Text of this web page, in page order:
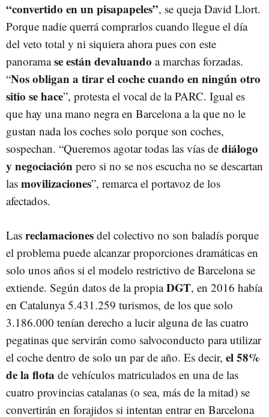
“convertido en un pisapapeles”, se queja David Llort.
Porque nadie querrá comprarlos cuando llegue el día
del veto total y ni siquiera ahora pues con este
panoramase están devaluando a marchas forzadas.
“Nos obligan a tirar el coche cuando en ningún otro
sitio se hace”, protesta el vocal de la PARC. Igual es
que hay una mano negra en Barcelona a la que no le
gustan nada los coches solo porque son coches,
sospechan. “Queremos agotar todas las vías de diálogo
y negociación pero si no se nos escucha no se descartan
las movilizaciones”, remarca el portavoz de los
afectados.
Las reclamaciones del colectivo no son baladís porque
el problema puede alcanzar proporciones dramáticas en
solo unos años si el modelo restrictivo de Barcelona se
extiende. Según datos de la propiaDGT, en 2016 había
en Catalunya 5.431.259 turismos, de los que solo
3.186.000 tenían derecho a lucir alguna de las cuatro
pegatinas que servirán como salvoconducto para utilizar
el coche dentro de solo un par de año. Es decir, el 58%
de la flota de vehículos matriculados en una de las
cuatro provincias catalanas (o sea, más de la mitad) se
convertirán en forajidos si intentan entrar en Barcelona